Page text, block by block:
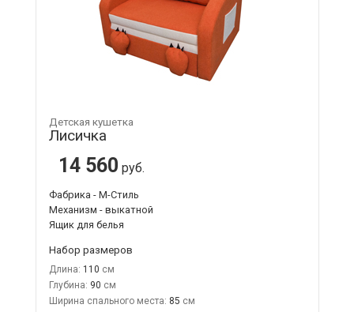
Детская кушетка
Лисичка
14 560 руб.
Фабрика - М-Стиль
Механизм - выкатной
Ящик для белья
Набор размеров
Длина: 110
Глубина: 90
Ширина спального места: 85